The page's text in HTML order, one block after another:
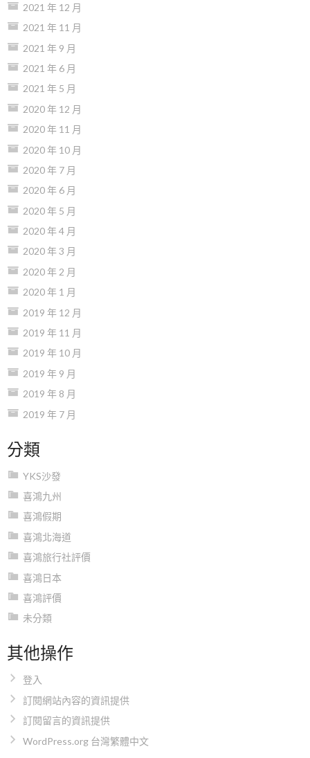
2021 年 12 月
2021 年 11 月
2021 年 9 月
2021 年 6 月
2021 年 5 月
2020 年 12 月
2020 年 11 月
2020 年 10 月
2020 年 7 月
2020 年 6 月
2020 年 5 月
2020 年 4 月
2020 年 3 月
2020 年 2 月
2020 年 1 月
2019 年 12 月
2019 年 11 月
2019 年 10 月
2019 年 9 月
2019 年 8 月
2019 年 7 月
分類
YKS沙發
喜鴻九州
喜鴻假期
喜鴻北海道
喜鴻旅行社評價
喜鴻日本
喜鴻評價
未分類
其他操作
登入
訂閱網站內容的資訊提供
訂閱留言的資訊提供
WordPress.org 台灣繁體中文